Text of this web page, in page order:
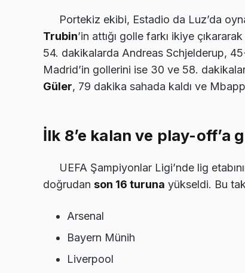
Portekiz ekibi, Estadio da Luz’da
Trubin’in attığı golle farkı ikiye
54. dakikalarda Andreas Schjelderup,
Madrid’in gollerini ise 30 ve 58.
Güler, 79 dakika sahada kaldı ve
İlk 8’e kalan ve play-off’a
UEFA Şampiyonlar Ligi’nde lig
doğrudan son 16 turuna yükseldi. Bu
Arsenal
Bayern Münih
Liverpool